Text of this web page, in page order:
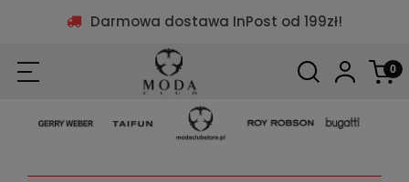
Darmowa dostawa InPost od 199zł!